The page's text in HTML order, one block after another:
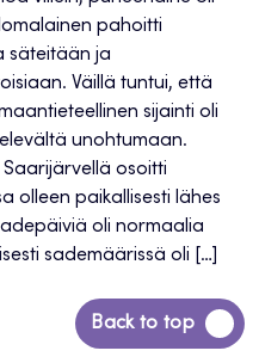
pahoitti
säteitään ja
Väillä tuntui, että
sijainti oli
unohtumaan.
osoitti
olleen paikallisesti lähes
oli normaalia
sademäärissä oli […]
Back to top
Siirry
takaisin